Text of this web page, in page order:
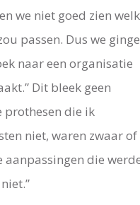
we niet goed zien
passen. Dus we
naar een organisatie
Dit bleek geen
prothesen die ik
niet, waren zwaar of
aanpassingen die